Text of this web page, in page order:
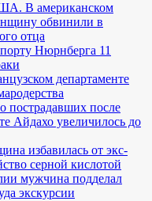
В американском
обвинили в
отца
Нюрнберга 11
департаменте
пострадавших после
Айдахо увеличилось до
избавилась от экс-
серной кислотой
мужчина подделал
экскурсии